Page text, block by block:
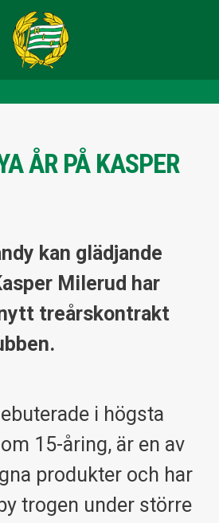
ÅR PÅ KASPER
kan glädjande
Milerud har
treårskontrakt
i högsta
15-åring, är en av
produkter och har
trogen under större